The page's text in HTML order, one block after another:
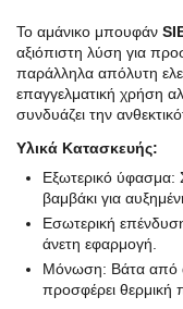
Το αμάνικο μπουφάν
αξιόπιστη λύση για
παράλληλα απόλυτη
επαγγελματική χρήση
συνδυάζει την
Υλικά Κατασκευής:
Εξωτερικό ύφασμα:
βαμβάκι για
Εσωτερική
άνετη εφαρμογή.
Μόνωση: Βάτα από
προσφέρει θερμική